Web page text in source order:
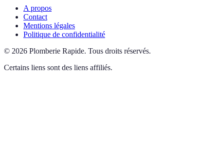
A propos
Contact
Mentions légales
Politique de confidentialité
© 2026 Plomberie Rapide. Tous droits réservés.
Certains liens sont des liens affiliés.